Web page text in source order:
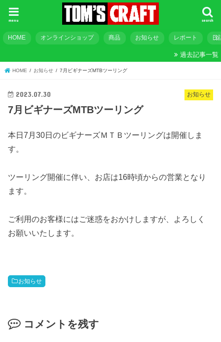
search
menu
HOME オンラインショップ 商品 お知らせ レポート 日
過去記事一覧
HOME お知らせ 7月ビギナーズMTBツーリング
お知らせ
2023.07.30
7月ビギナーズMTBツーリング
本日7月30日のビギナーズＭＴＢツーリングは開催しま
す。
ツーリング開催に伴い、お店は16時頃からの営業となり
ます。
ご利用のお客様にはご迷惑をおかけしますが、よろしく
お願いいたします。
お知らせ
コメントを残す